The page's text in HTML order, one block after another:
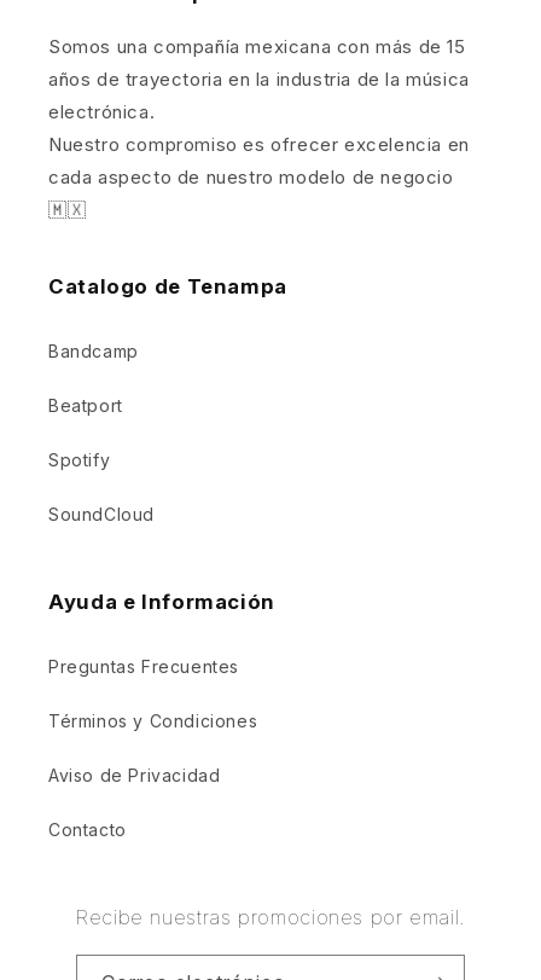
Somos una compañía mexicana con más de 15
años de trayectoria en la industria de la música
electrónica.
Nuestro compromiso es ofrecer excelencia en
cada aspecto de nuestro modelo de negocio
🇲🇽
Catalogo de Tenampa
Bandcamp
Beatport
Spotify
SoundCloud
Ayuda e Información
Preguntas Frecuentes
Términos y Condiciones
Aviso de Privacidad
Contacto
Recibe nuestras promociones por email.